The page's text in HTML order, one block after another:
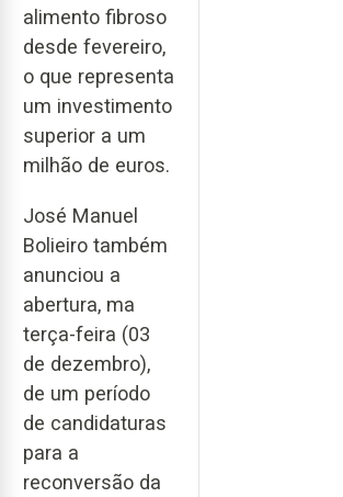
alimento fibroso
desde fevereiro,
o que representa
um investimento
superior a um
milhão de euros.
José Manuel
Bolieiro também
anunciou a
abertura, ma
terça-feira (03
de dezembro),
de um período
de candidaturas
para a
reconversão da